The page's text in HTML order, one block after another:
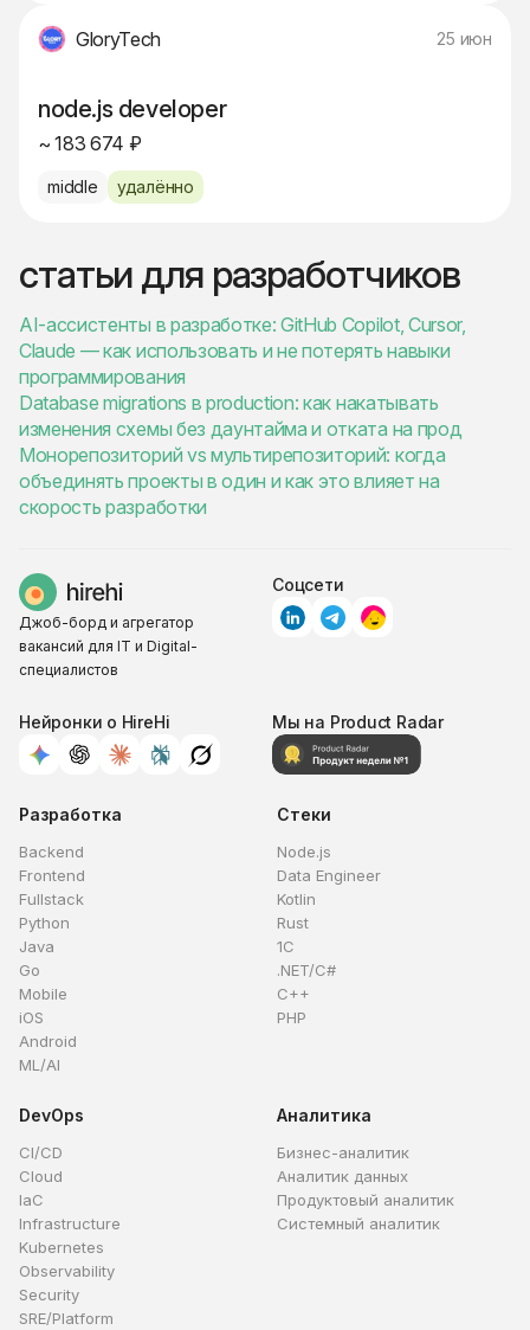
GloryTech 25 июн
node.js developer
~ 183 674 ₽
middle удалённо
статьи для разработчиков
AI-ассистенты в разработке: GitHub Copilot, Cursor,
Claude — как использовать и не потерять навыки
программирования
Database migrations в production: как накатывать
изменения схемы без даунтайма и отката на прод
Монорепозиторий vs мультирепозиторий: когда
объединять проекты в один и как это влияет на
скорость разработки
Джоб-борд и агрегатор
вакансий для IT и Digital-
специалистов
Соцсети
Нейронки о HireHi Мы на Product Radar
Разработка
Backend
Frontend
Fullstack
Python
Java
Go
Mobile
iOS
Android
ML/AI
Стеки
Node.js
Data Engineer
Kotlin
Rust
1C
.NET/C#
C++
PHP
DevOps
CI/CD
Cloud
IaC
Infrastructure
Kubernetes
Observability
Security
SRE/Platform
Аналитика
Бизнес-аналитик
Аналитик данных
Продуктовый аналитик
Системный аналитик